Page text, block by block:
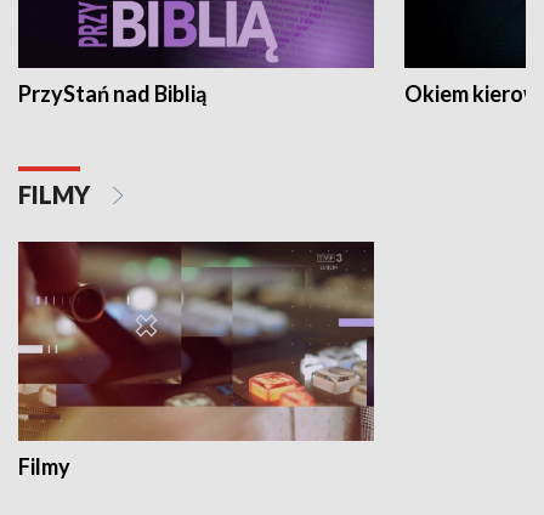
PrzyStań nad Biblią Okiem
FILMY
Filmy